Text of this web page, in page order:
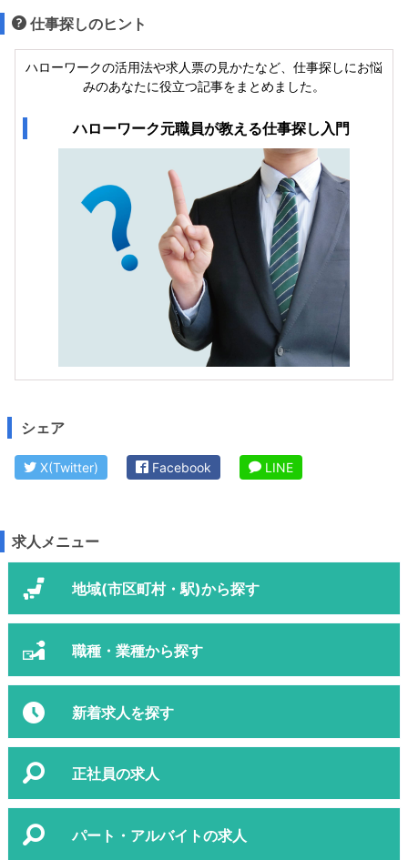
仕事探しのヒント
ハローワークの活用法や求人票の見かたなど、仕事探しにお悩
みのあなたに役立つ記事をまとめました。
ハローワーク元職員が教える仕事探し入門
シェア
X(Twitter) Facebook LINE
求人メニュー
地域(市区町村・駅)から探す
職種・業種から探す
新着求人を探す
正社員の求人
パート・アルバイトの求人